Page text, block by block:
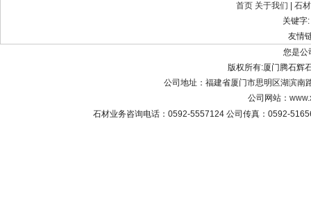
首页 关于我们
石
关键字:
友
您是公
版权所有:厦门腾石辉
公司地址：福建省厦门市思明区湖滨
公司网站：
石材业务咨询电话：0592-5557124 公司传真：0592-